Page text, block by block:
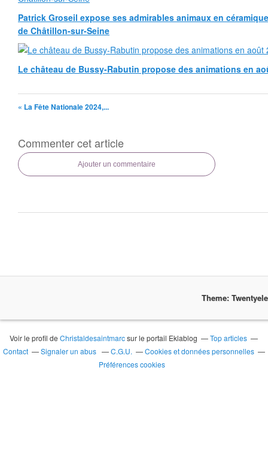
Patrick Groseil expose ses admirables animaux en
de Châtillon-sur-Seine
Le château de Bussy-Rabutin propose des animations en
« La Fête Nationale 2024,...
Commenter cet article
Ajouter un commentaire
Theme:
Voir le profil deChristaldesaintmarcsur le portail Eklablog
Top articles
Contact
Signaler un abus C.G.U.
Cookies et données personnelles
Préférences cookies